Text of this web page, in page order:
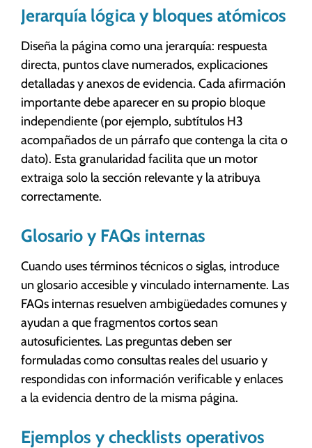
Jerarquía lógica y bloques atómicos
Diseña la página como una jerarquía: respuesta
directa, puntos clave numerados, explicaciones
detalladas y anexos de evidencia. Cada afirmación
importante debe aparecer en su propio bloque
independiente (por ejemplo, subtítulos H3
acompañados de un párrafo que contenga la cita o
dato). Esta granularidad facilita que un motor
extraiga solo la sección relevante y la atribuya
correctamente.
Glosario y FAQs internas
Cuando uses términos técnicos o siglas, introduce
un glosario accesible y vinculado internamente. Las
FAQs internas resuelven ambigüedades comunes y
ayudan a que fragmentos cortos sean
autosuficientes. Las preguntas deben ser
formuladas como consultas reales del usuario y
respondidas con información verificable y enlaces
a la evidencia dentro de la misma página.
Ejemplos y checklists operativos